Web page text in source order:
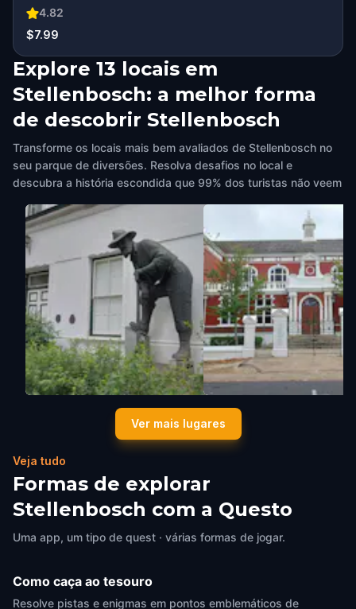
4.82
$7.99
Explore 13 locais em
Stellenbosch: a melhor forma
de descobrir Stellenbosch
Transforme os locais mais bem avaliados de Stellenbosch no
seu parque de diversões. Resolva desafios no local e
descubra a história escondida que 99% dos turistas não veem
The Old Mac Statue
South Africa
The Stellenbosch
Museum
Stellenbosch
Ver mais lugares
Veja tudo
Formas de explorar
Stellenbosch com a Questo
Uma app, um tipo de quest · várias formas de jogar.
Como caça ao tesouro
Resolve pistas e enigmas em pontos emblemáticos de